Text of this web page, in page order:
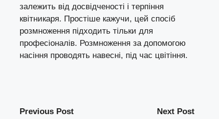
залежить від досвідченості і терпіння
квітникаря. Простіше кажучи, цей спосіб
розмноження підходить тільки для
професіоналів. Розмноження за допомогою
насіння проводять навесні, під час цвітіння.
Previous Post Next Post